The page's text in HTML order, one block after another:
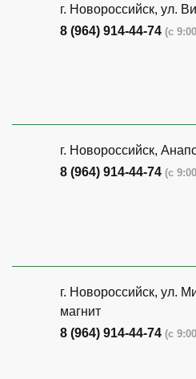
г. Новороссийск, ул.
8 (964) 914-44-74 (с
г. Новороссийск,
8 (964) 914-44-74 (с
г. Новороссийск, ул.
магнит
8 (964) 914-44-74 (с